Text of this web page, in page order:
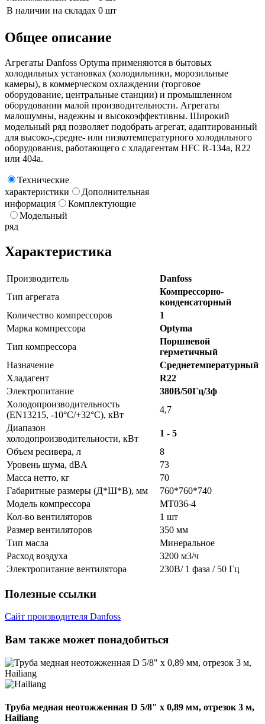
В наличии на складах 0 шт
Общее описание
Агрегаты Danfoss Optyma применяются в бытовых
холодильных установках (холодильники, морозильные
камеры), в коммерческом охлаждении (торговое
оборудование, центральные станции) и промышленном
оборудовании малой производительности. Агрегаты
малошумны, надежны и высокоэффективны. Широкий
модельный ряд позволяет подобрать агрегат, адаптированный
для высоко-,средне- или низкотемпературного холодильного
оборудования, работающего с хладагентам HFC R-134a, R22
или 404a.
Технические
характеристики
Дополнительная
информация
Комплектующие
Модельный
ряд
Характеристика
Производитель
Danfoss
Тип агрегата
Компрессорно-
конденсаторный
Количество компрессоров
1
Марка компрессора
Optyma
Тип компрессора
Поршневой
герметичный
Назначение
Среднетемпературный
Хладагент
R22
Электропитание
380В/50Гц/3ф
Холодопроизводительность
(EN13215, -10°C/+32°C), кВт
4,7
Диапазон
холодопроизводительности, кВт
1 - 5
Объем ресивера, л
8
Уровень шума, dBA
73
Масса нетто, кг
70
Габаритные размеры (Д*Ш*В), мм
760*760*740
Модель компрессора
MT036-4
Кол-во вентиляторов
1 шт
Размер вентиляторов
350 мм
Тип масла
Минеральное
Расход воздуха
3200 м3/ч
Электропитание вентилятора
230В/ 1 фаза / 50 Гц
Полезные ссылки
Сайт производителя Danfoss
Вам также может понадобиться
Труба медная неотожженная D 5/8" x 0,89 мм, отрезок 3 м,
Hailiang